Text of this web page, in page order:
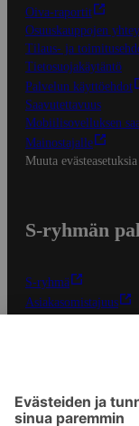
Oiva-raportit
Osuuskauppojen
Tilaus- ja
Tietosuojakäytäntö
Palvelun käyttöehdot
Saavutettavuus
Mobiilisovelluksen
Mainostajalle
Muuta evästeasetuksia
S-ryhmän
S-ryhmä
Asiakasomistajuus
S-Pankki
Yhteishyvä